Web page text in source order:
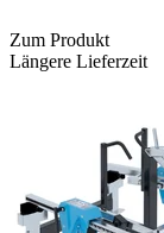
Zum Produkt
Längere Lieferzeit